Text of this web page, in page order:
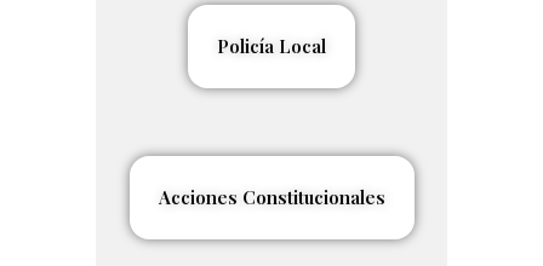
Policía Local
Acciones Constitucionales